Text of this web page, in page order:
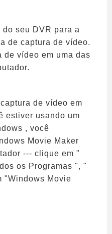
seu DVR para a
de captura de vídeo.
de vídeo em uma das
de vídeo em
estiver usando um
, você
Movie Maker
--- clique em "
os Programas ", "
"Windows Movie